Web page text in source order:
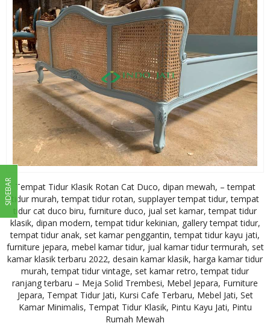
Tempat Tidur Klasik Rotan Cat Duco, dipan mewah, – tempat
tidur murah, tempat tidur rotan, supplayer tempat tidur, tempat
tidur cat duco biru, furniture duco, jual set kamar, tempat tidur
klasik, dipan modern, tempat tidur kekinian, gallery tempat tidur,
tempat tidur anak, set kamar penggantin, tempat tidur kayu jati,
furniture jepara, mebel kamar tidur, jual kamar tidur termurah, set
kamar klasik terbaru 2022, desain kamar klasik, harga kamar tidur
murah, tempat tidur vintage, set kamar retro, tempat tidur
ranjang terbaru – Meja Solid Trembesi, Mebel Jepara, Furniture
Jepara, Tempat Tidur Jati, Kursi Cafe Terbaru, Mebel Jati, Set
Kamar Minimalis, Tempat Tidur Klasik, Pintu Kayu Jati, Pintu
Rumah Mewah
SIDEBAR